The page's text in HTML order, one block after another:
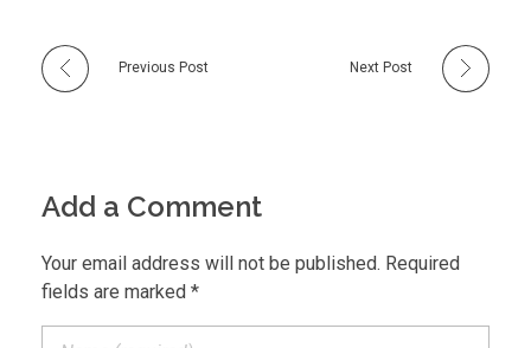
Previous Post Next Post
Add a Comment
Your email address will not be published. Required
fields are marked *